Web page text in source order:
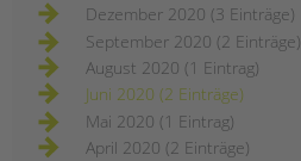
Dezember 2020 (3 Einträge)
September 2020 (2 Einträge)
August 2020 (1 Eintrag)
Juni 2020 (2 Einträge)
Mai 2020 (1 Eintrag)
April 2020 (2 Einträge)